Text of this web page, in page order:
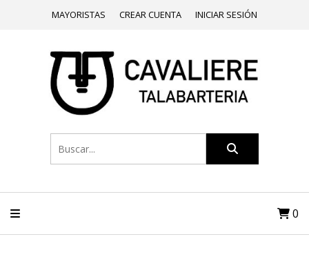
MAYORISTAS CREAR CUENTA INICIAR SESIÓN
0